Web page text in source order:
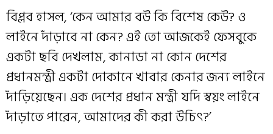
বিপ্লব হাসল, ‘কেন আমার বউ কি বিশেষ কেউ? ও
লাইনে দাঁড়াবে না কেন? এই তো আজকেই ফেসবুকে
একটা ছবি দেখলাম, কানাডা না কোন দেশের
প্রধানমন্ত্রী একটা দোকানে খাবার কেনার জন্য লাইনে
দাঁড়িয়েছেন। এক দেশের প্রধান মন্ত্রী যদি স্বয়ং লাইনে
দাঁড়াতে পারেন, আমাদের কী করা উচিৎ?’